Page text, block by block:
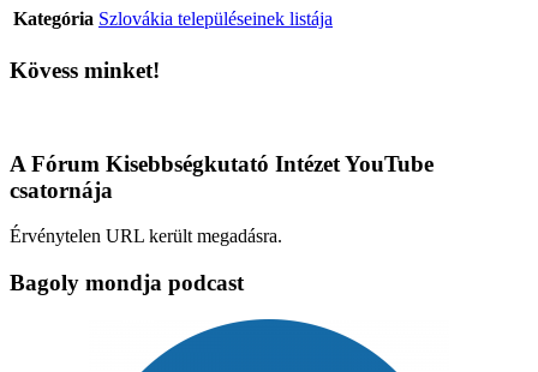
Kategória Szlovákia településeinek listája
Kövess minket!
A Fórum Kisebbségkutató Intézet YouTube
csatornája
Érvénytelen URL került megadásra.
Bagoly mondja podcast